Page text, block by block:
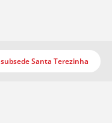
subsede Santa Terezinha